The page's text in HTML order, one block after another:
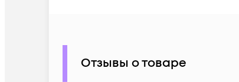
Отзывы о товаре